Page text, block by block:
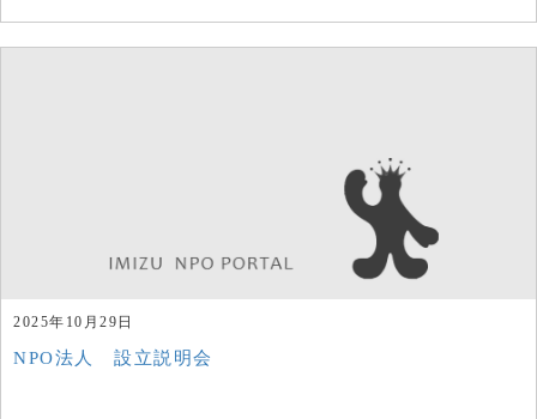
2025年10月29日
NPO法人 設立説明会